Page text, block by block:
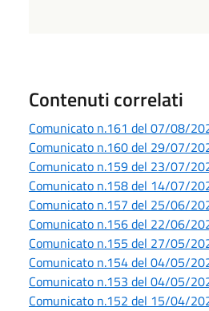
Contenuti correlati
Comunicato n.161 del 07/08/
Comunicato n.160 del 29/07/
Comunicato n.159 del 23/07/
Comunicato n.158 del 14/07/
Comunicato n.157 del 25/06/
Comunicato n.156 del 22/06/
Comunicato n.155 del 27/05/
Comunicato n.154 del 04/05/
Comunicato n.153 del 04/05/
Comunicato n.152 del 15/04/